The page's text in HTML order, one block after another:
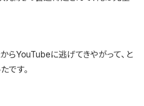
らYouTubeに逃げてきやがって、と
です。